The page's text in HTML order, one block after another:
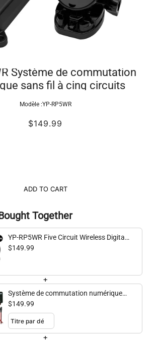
Système de commutation
sans fil à cinq circuits
Modèle :YP-RP5WR
$149.99
ADD TO CART
Together
YP-RP5WR Five Circuit Wireless Digital
Switching System
$149.99
+
Système de commutation numérique
sans fil à cinq circuits YP-RP5W-OR -
Kayaks ou tout-terrain
$149.99
+